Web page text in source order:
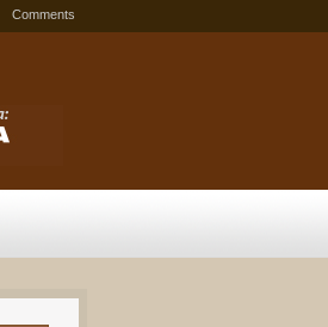
Comments